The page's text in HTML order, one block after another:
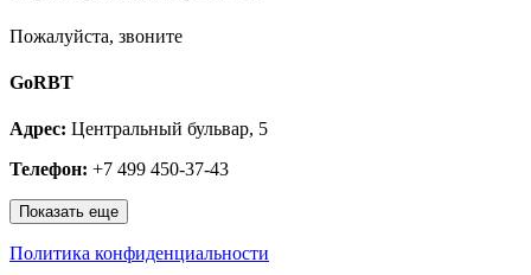
Люберцы
Малаховка
Можайск
Москва и МО
Наро-Фоминск
Ногинск
Одинцово
Ожерелье
Орехово-Зуево
Пожалуйста, звоните
GoRBT
Адрес: Центральный бульвар, 5
Телефон: +7 499 450-37-43
Показать еще
Политика конфиденциальности